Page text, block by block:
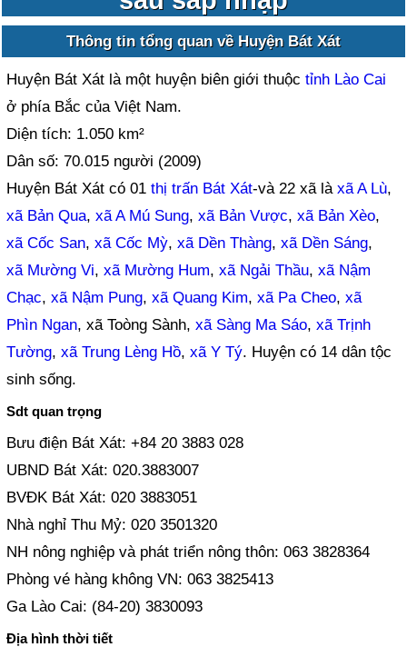
Thông tin tổng quan về Huyện Bát Xát
Huyện Bát Xát là một huyện biên giới thuộctỉnh Lào Cai
ở phía Bắc của Việt Nam.
Diện tích: 1.050 km²
Dân số: 70.015 người (2009)
Huyện Bát Xát có 01thị trấn Bát Xát-và 22 xã làxã A Lù,
xã Bản Qua,xã A Mú Sung,xã Bản Vược,xã Bản Xèo,
xã Cốc San,xã Cốc Mỳ,xã Dền Thàng,xã Dền Sáng,
xã Mường Vi,xã Mường Hum,xã Ngải Thầu,xã Nậm
Chạc,xã Nậm Pung,xã Quang Kim,xã Pa Cheo,xã
Phìn Ngan, xã Toòng Sành,xã Sàng Ma Sáo,xã Trịnh
Tường,xã Trung Lèng Hồ,xã Y Tý. Huyện có 14 dân tộc
sinh sống.
Sdt quan trọng
Bưu điện Bát Xát: +84 20 3883 028
UBND Bát Xát: 020.3883007
BVĐK Bát Xát: 020 3883051
Nhà nghỉ Thu Mỷ: 020 3501320
NH nông nghiệp và phát triển nông thôn: 063 3828364
Phòng vé hàng không VN: 063 3825413
Ga Lào Cai: (84-20) 3830093
Địa hình thời tiết